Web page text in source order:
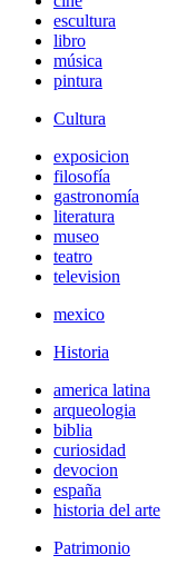
escultura
libro
música
pintura
Cultura
exposicion
filosofía
gastronomía
literatura
museo
teatro
television
mexico
Historia
america latina
arqueologia
biblia
curiosidad
devocion
españa
historia del arte
Patrimonio